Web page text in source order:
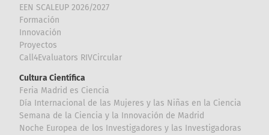
EEN SCALEUP 2026/2027
Formación
Innovación
Proyectos
Call4Evaluators RIVCircular
Cultura Científica
Feria Madrid es Ciencia
Día Internacional de las Mujeres y las Niñas en la Ciencia
Semana de la Ciencia y la Innovación de Madrid
Noche Europea de los Investigadores y las Investigadoras